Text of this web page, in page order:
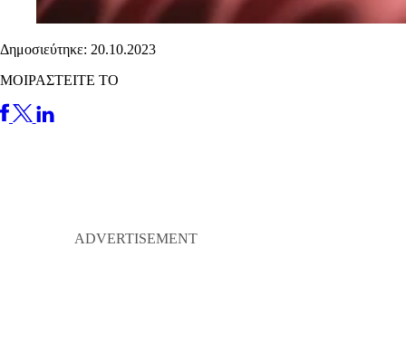
Δημοσιεύτηκε: 20.10.2023
ΜΟΙΡΑΣΤΕΙΤΕ ΤΟ